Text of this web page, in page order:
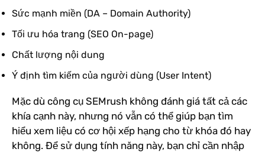
Sức mạnh miền (DA – Domain Authority)
Tối ưu hóa trang (SEO On-page)
Chất lượng nội dung
Ý định tìm kiếm của người dùng (User Intent)
Mặc dù công cụ SEMrush không đánh giá tất cả các
khía cạnh này, nhưng nó vẫn có thể giúp bạn tìm
hiểu xem liệu có cơ hội xếp hạng cho từ khóa đó hay
không. Để sử dụng tính năng này, bạn chỉ cần nhập